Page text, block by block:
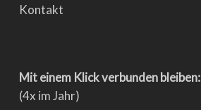
Kontakt
Mit einem Klick verbunden bleiben:
(4x im Jahr)